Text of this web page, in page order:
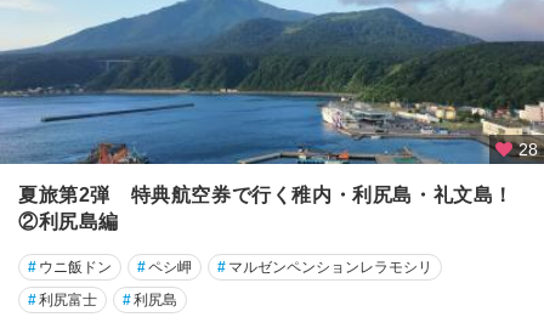
28
夏旅第2弾 特典航空券で行く稚内・利尻島・礼文島！
②利尻島編
# ウニ飯ドン #ペシ岬 # マルゼンペンションレラモシリ
#利尻富士 #利尻島